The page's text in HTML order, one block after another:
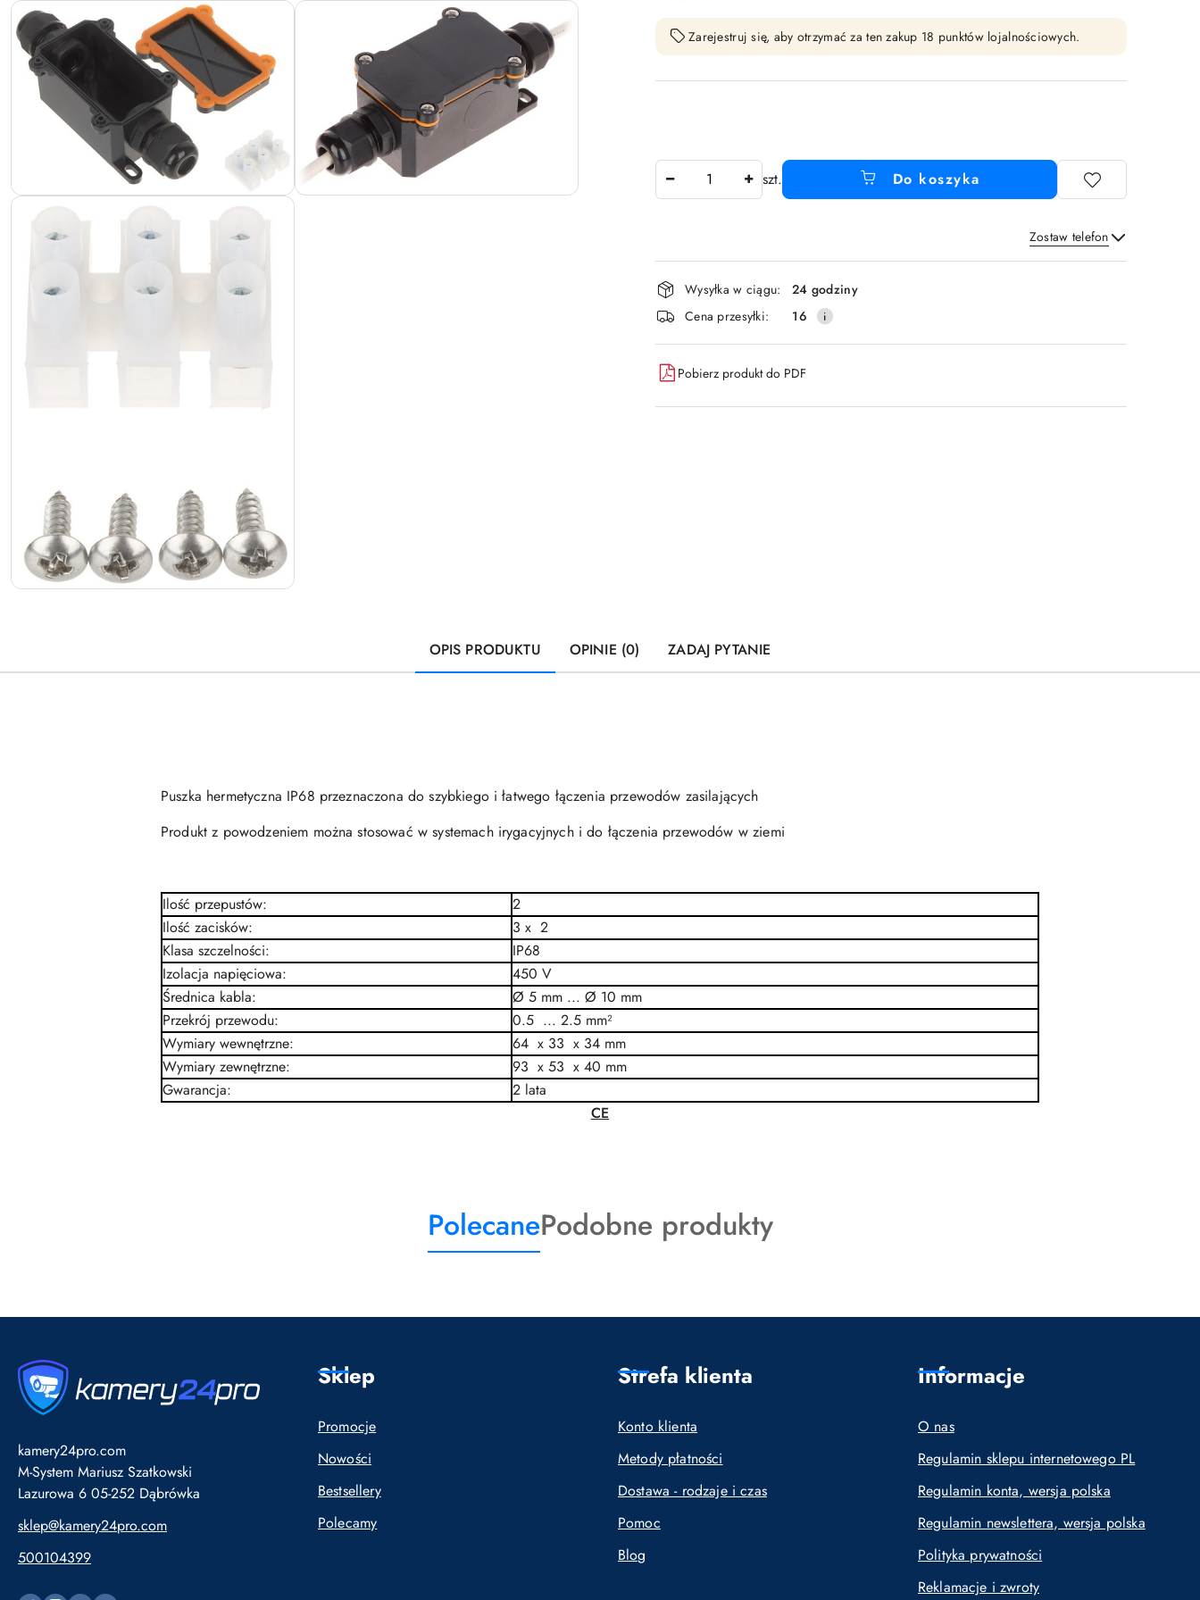
Zarejestruj się, aby otrzymać za ten zakup 18 punktów lojalnościowych.
szt. Do koszyka
Zostaw telefon
Wyślij
Dostępność
i
dostawa
Wysyłka w ciągu:
24 godziny
Cena przesyłki:
16
Pobierz produkt do PDF
OPIS PRODUKTU OPINIE (0) ZADAJ PYTANIE
Puszka hermetyczna IP68 przeznaczona do szybkiego i łatwego łączenia przewodów zasilających
Produkt z powodzeniem można stosować w systemach irygacyjnych i do łączenia przewodów w ziemi
Ilość przepustów:
2
Ilość zacisków:
3 x 2
Klasa szczelności:
IP68
Izolacja napięciowa:
450 V
Średnica kabla:
Ø 5 mm ... Ø 10 mm
Przekrój przewodu:
0.5 ... 2.5 mm²
Wymiary wewnętrzne:
64 x 33 x 34 mm
Wymiary zewnętrzne:
93 x 53 x 40 mm
Gwarancja:
2 lata
CE
Produkty
o
PolecaneProdukty
o
Podobne produkty
kamery24pro.com
M-System Mariusz Szatkowski
Lazurowa 6 05-252 Dąbrówka
sklep@kamery24pro.com
500104399
Sklep
Promocje
Nowości
Bestsellery
Polecamy
Strefa klienta
Konto klienta
Metody płatności
Dostawa - rodzaje i czas
Pomoc
Blog
Informacje
O nas
Regulamin sklepu internetowego PL
Regulamin konta, wersja polska
Regulamin newslettera, wersja polska
Polityka prywatności
Reklamacje i zwroty